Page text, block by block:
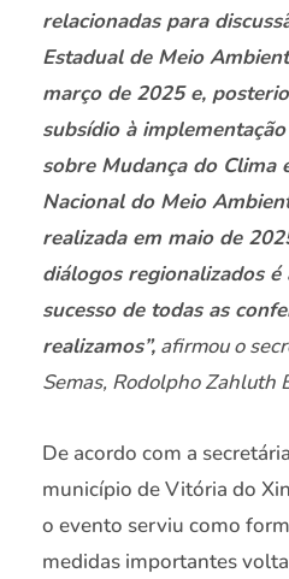
relacionadas para
Estadual de Meio
março de 2025 e,
subsídio à
sobre Mudança do Clima
Nacional do Meio
realizada em maio de
diálogos regionalizados
sucesso de todas as
realizamos”, afirmou o
Semas, Rodolpho Zahluth
De acordo com a
município de Vitória do
o evento serviu como
medidas importantes